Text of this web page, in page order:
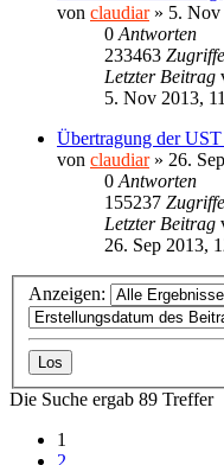
von claudiar» 5. Nov
0 Antworten
233463 Zugriffe
Letzter Beitrag
5. Nov 2013,
Übertragung der
von claudiar» 26.
0 Antworten
155237 Zugriffe
Letzter Beitrag
26. Sep 2013,
Anzeigen:
Die Suche ergab 89 Treffer
1